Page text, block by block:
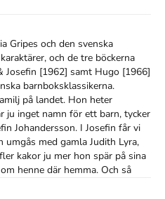
Gripes och den svenska
och de tre böckerna
Josefin [1962] samt Hugo [1966]
barnboksklassikerna.
på landet. Hon heter
ju inget namn för ett barn, tycker
Johandersson. I Josefin får vi
med gamla Judith Lyra,
kakor ju mer hon spär på sina
henne där hemma. Och så
trädgårdsmästaren med det